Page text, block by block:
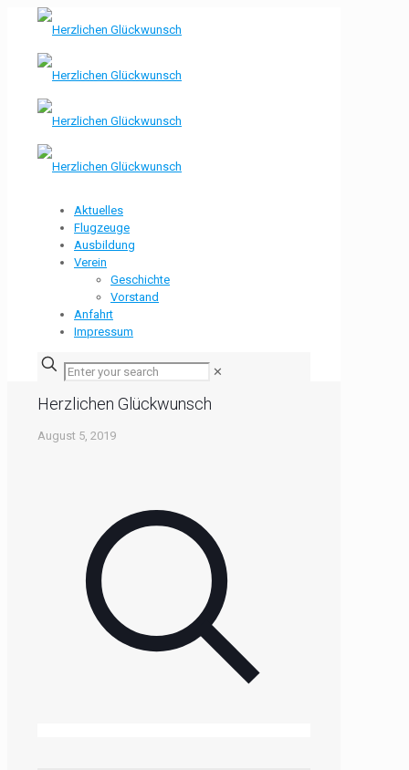
Aktuelles
Flugzeuge
Ausbildung
Verein
Geschichte
Vorstand
Anfahrt
Impressum
✕
Herzlichen Glückwunsch
August 5, 2019